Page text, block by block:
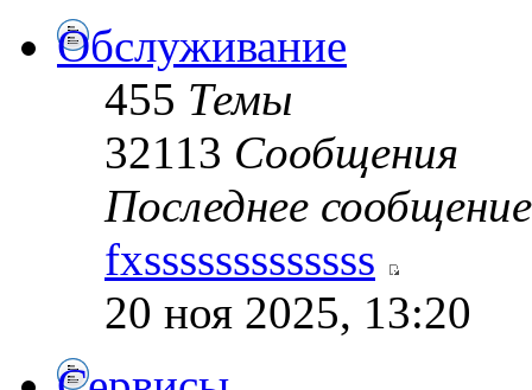
Обслуживание
455 Темы
32113 Сообщения
Последнее сообщение
fxsssssssssssss
20 ноя 2025, 13:20